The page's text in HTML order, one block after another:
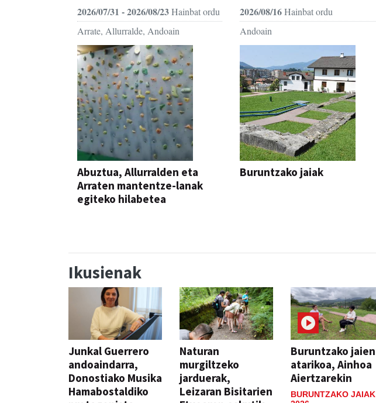
2026/07/31 - 2026/08/23Hainbat ordu
Arrate, Allurralde, Andoain
Abuztua, Allurralden eta
Arraten mantentze-lanak
egiteko hilabetea
2026/08/16Hainbat ordu
Andoain
Buruntzako jaiak
Ikusienak
Junkal Guerrero
andoaindarra,
Donostiako Musika
Hamabostaldiko
Naturan
murgiltzeko
jarduerak,
Leizaran Bisitarien
Buruntzako jaien
atarikoa, Ainhoa
Aiertzarekin
BURUNTZAKO JAIAK